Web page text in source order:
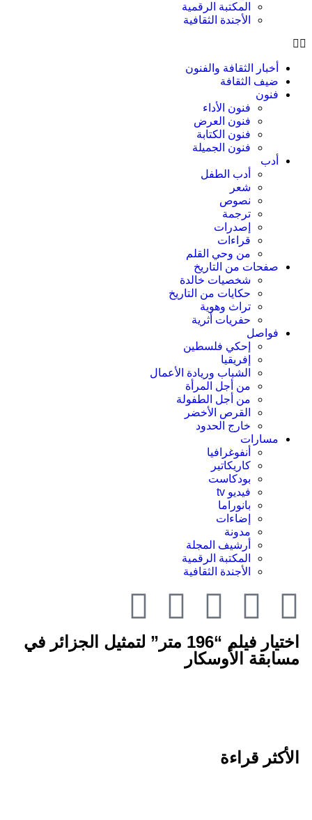
المكتبة الرقمية
الأجندة الثقافية
أخبار الثقافة والفنون
ضيف الثقافة
فنون
فنون الأداء
فنون العرض
فنون الكتابة
فنون الجميلة
أدب
أدب الطفل
شعر
نصوص
ترجمة
إصدرات
قراءات
من وحي القلم
صفحات من التاريخ
شخصيات خالدة
حكايات من التاريخ
تراث وهوية
حفريات أثرية
فواصل
إحكي فلسطين
إفريقيا
الشباب وريادة الأعمال
من أجل المرأة
من أجل الطفولة
القرص الأخضر
خارج الحدود
مسارات
أنفوغرافيا
كاريكاتير
بودكاست
فيديو tv
بانوراما
إضاءات
مدونة
أرشيف المجلة
المكتبة الرقمية
الأجندة الثقافية
اختيار فيلم “196 متر” لتمثيل الجزائر في
الأوسكار
قراءة